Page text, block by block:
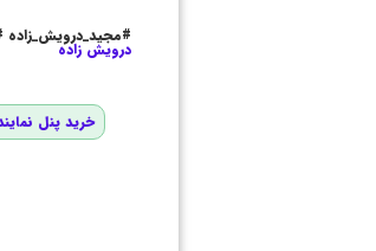
#مجید_درویش_زاده
درویش زاده
خرید پنل